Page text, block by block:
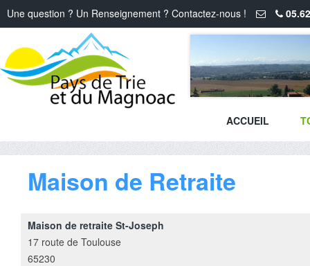
Une question ? Un Renseignement ? Contactez-nous !
ACCUEIL
Maison de Retraite
Maison de retraite St-Joseph
17 route de Toulouse
65230